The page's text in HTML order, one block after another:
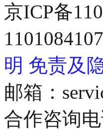
京ICP备
明 免责及
邮箱：
合作咨询